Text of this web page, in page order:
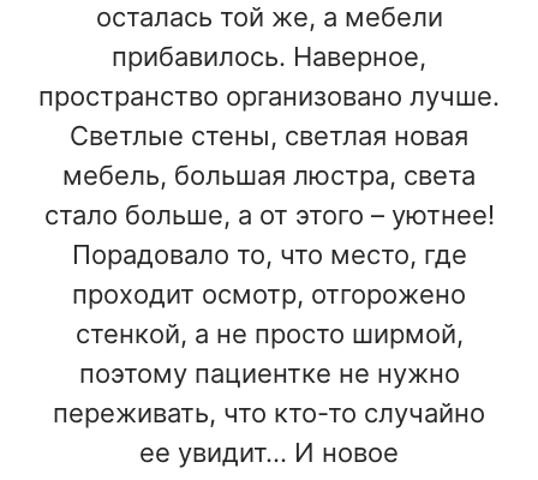
осталась той же, а мебели
прибавилось. Наверное,
пространство организовано лучше.
Светлые стены, светлая новая
мебель, большая люстра, света
стало больше, а от этого – уютнее!
Порадовало то, что место, где
проходит осмотр, отгорожено
стенкой, а не просто ширмой,
поэтому пациентке не нужно
переживать, что кто-то случайно
ее увидит… И новое